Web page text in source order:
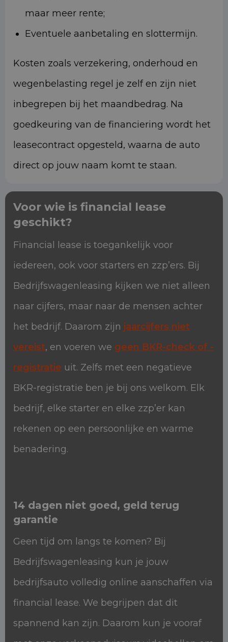
maar meer rente;
Eventuele aanbetaling en slottermijn.
Kosten zoals verzekering, onderhoud en
wegenbelasting regel je zelf en zijn niet
inbegrepen bij het maandbedrag. Na
goedkeuring van de financiering wordt het
leasecontract opgesteld, waarna de auto
direct op jouw naam komt te staan.
Voor wie is financial lease
geschikt?
Financial lease is toegankelijk voor
iedereen, ook voor starters en zzp’ers. Bij
Bedrijfswagenleasing kijken we niet alleen
naar cijfers, maar naar de mensen achter
het bedrijf. Daarom zijn jaarcijfers niet
vereist, en voeren we geen BKR-check of -
registratie uit. Zelfs met een negatieve
BKR-registratie ben je bij ons welkom. Elk
bedrijf, elke starter en elke zzp’er kan
rekenen op een persoonlijke en warme
benadering.
14 dagen niet goed, geld terug
garantie
Geen tijd om langs te komen? Bij
Bedrijfswagenleasing kun je jouw
bedrijfsauto volledig online aanschaffen via
financial lease. We begrijpen dat dit
spannend kan zijn. Daarom kun je vooraf